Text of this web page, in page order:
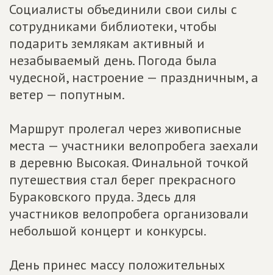
Социалисты объединили свои силы с
сотрудниками библиотеки, чтобы
подарить землякам активный и
незабываемый день. Погода была
чудесной, настроение — праздничным, а
ветер — попутным.
Маршрут пролегал через живописные
места — участники велопробега заехали
в деревню Высокая. Финальной точкой
путешествия стал берег прекрасного
Бураковского пруда. Здесь для
участников велопробега организовали
небольшой концерт и конкурсы.
День принес массу положительных